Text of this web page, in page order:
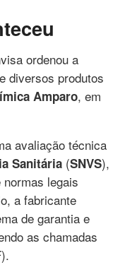
ordenou a
diversos produtos
Amparo, em
avaliação técnica
Sanitária (SNVS),
legais
a fabricante
de garantia e
as chamadas